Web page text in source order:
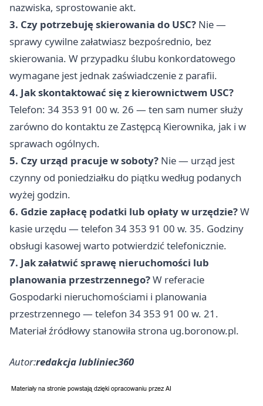
nazwiska, sprostowanie akt.
3. Czy potrzebuję skierowania do USC? Nie —
sprawy cywilne załatwiasz bezpośrednio, bez
skierowania. W przypadku ślubu konkordatowego
wymagane jest jednak zaświadczenie z parafii.
4. Jak skontaktować się z kierownictwem USC?
Telefon: 34 353 91 00 w. 26 — ten sam numer służy
zarówno do kontaktu ze Zastępcą Kierownika, jak i w
sprawach ogólnych.
5. Czy urząd pracuje w soboty? Nie — urząd jest
czynny od poniedziałku do piątku według podanych
wyżej godzin.
6. Gdzie zapłacę podatki lub opłaty w urzędzie?W
kasie urzędu — telefon 34 353 91 00 w. 35. Godziny
obsługi kasowej warto potwierdzić telefonicznie.
7. Jak załatwić sprawę nieruchomości lub
planowania przestrzennego?W referacie
Gospodarki nieruchomościami i planowania
przestrzennego — telefon 34 353 91 00 w. 21.
Materiał źródłowy stanowiła strona ug.boronow.pl.
Autor:redakcja lubliniec360